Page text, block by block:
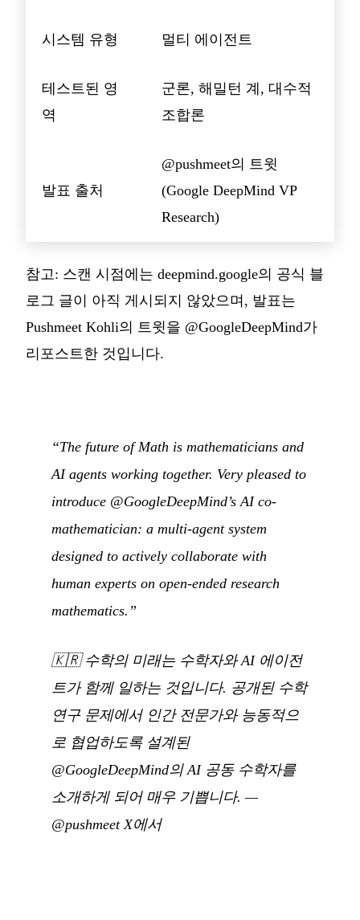
시스템 유형 멀티 에이전트
테스트된 영
역
군론, 해밀턴 계, 대수적
조합론
발표 출처
@pushmeet의 트윗
(Google DeepMind VP
Research)
참고: 스캔 시점에는 deepmind.google의 공식 블
로그 글이 아직 게시되지 않았으며, 발표는
Pushmeet Kohli의 트윗을 @GoogleDeepMind가
리포스트한 것입니다.
“The future of Math is mathematicians and
AI agents working together. Very pleased to
introduce @GoogleDeepMind’s AI co-
mathematician: a multi-agent system
designed to actively collaborate with
human experts on open-ended research
mathematics.”
🇰🇷수학의 미래는 수학자와 AI 에이전
트가 함께 일하는 것입니다. 공개된 수학
연구 문제에서 인간 전문가와 능동적으
로 협업하도록 설계된
@GoogleDeepMind의 AI 공동 수학자를
소개하게 되어 매우 기쁩니다. —
@pushmeet X에서